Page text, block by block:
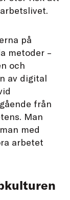
på
metoder –
och
av digital
från
Man
med
arbetet